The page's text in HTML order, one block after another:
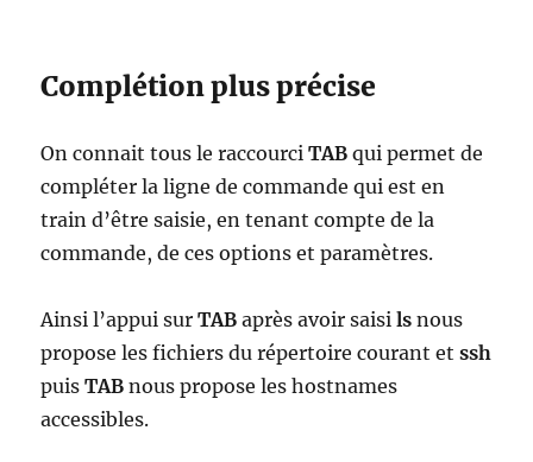
Complétion plus précise
On connait tous le raccourciTAB qui permet de
compléter la ligne de commande qui est en
train d’être saisie, en tenant compte de la
commande, de ces options et paramètres.
Ainsi l’appui surTAB après avoir saisils nous
propose les fichiers du répertoire courant etssh
puisTAB nous propose les hostnames
accessibles.